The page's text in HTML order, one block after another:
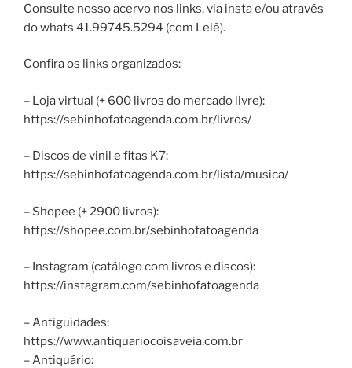
Consulte nosso acervo nos links, via insta e/ou através
do whats 41.99745.5294 (com Lelê).
Confira os links organizados:
– Loja virtual (+ 600 livros do mercado livre):
https://sebinhofatoagenda.com.br/livros/
– Discos de vinil e fitas K7:
https://sebinhofatoagenda.com.br/lista/musica/
– Shopee (+ 2900 livros):
https://shopee.com.br/sebinhofatoagenda
– Instagram (catálogo com livros e discos):
https://instagram.com/sebinhofatoagenda
– Antiguidades:
https://www.antiquariocoisaveia.com.br
– Antiquário: